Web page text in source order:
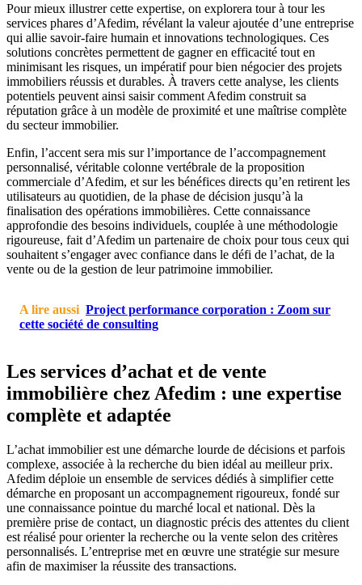
Pour mieux illustrer cette expertise, on explorera tour à tour les
services phares d’Afedim, révélant la valeur ajoutée d’une entreprise
qui allie savoir-faire humain et innovations technologiques. Ces
solutions concrètes permettent de gagner en efficacité tout en
minimisant les risques, un impératif pour bien négocier des projets
immobiliers réussis et durables. À travers cette analyse, les clients
potentiels peuvent ainsi saisir comment Afedim construit sa
réputation grâce à un modèle de proximité et une maîtrise complète
du secteur immobilier.
Enfin, l’accent sera mis sur l’importance de l’accompagnement
personnalisé, véritable colonne vertébrale de la proposition
commerciale d’Afedim, et sur les bénéfices directs qu’en retirent les
utilisateurs au quotidien, de la phase de décision jusqu’à la
finalisation des opérations immobilières. Cette connaissance
approfondie des besoins individuels, couplée à une méthodologie
rigoureuse, fait d’Afedim un partenaire de choix pour tous ceux qui
souhaitent s’engager avec confiance dans le défi de l’achat, de la
vente ou de la gestion de leur patrimoine immobilier.
A lire aussi Project performance corporation : Zoom sur
cette société de consulting
Les services d’achat et de vente
immobilière chez Afedim : une expertise
complète et adaptée
L’achat immobilier est une démarche lourde de décisions et parfois
complexe, associée à la recherche du bien idéal au meilleur prix.
Afedim déploie un ensemble de services dédiés à simplifier cette
démarche en proposant un accompagnement rigoureux, fondé sur
une connaissance pointue du marché local et national. Dès la
première prise de contact, un diagnostic précis des attentes du client
est réalisé pour orienter la recherche ou la vente selon des critères
personnalisés. L’entreprise met en œuvre une stratégie sur mesure
afin de maximiser la réussite des transactions.